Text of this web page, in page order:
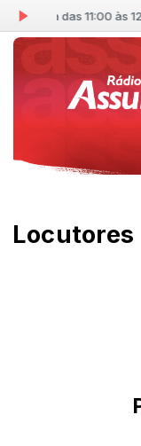
Carioca das 11:00 às
Locutores